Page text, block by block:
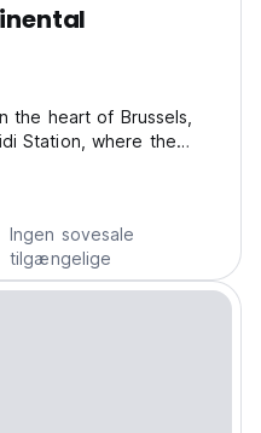
the heart of Brussels,
Station, where the
the city center, to the
expo area,...
Ingen sovesale
tilgængelige